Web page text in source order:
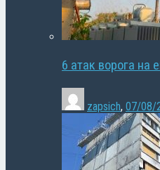
6 атак ворога на
zapsich, 07/08/